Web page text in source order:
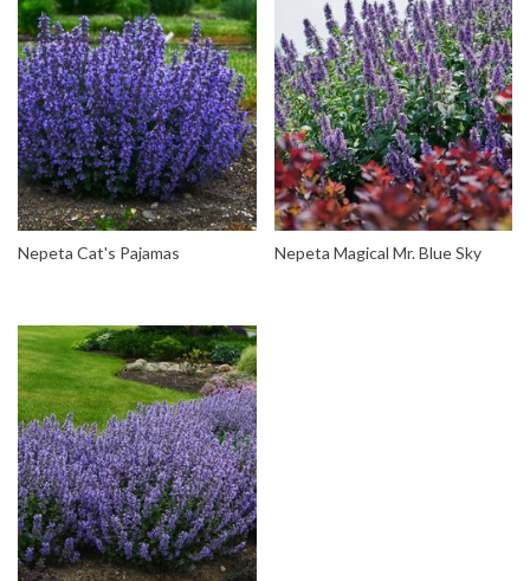
Nepeta Cat's Pajamas Nepeta Magical Mr. Blue Sky